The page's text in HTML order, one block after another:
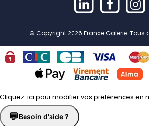
© Copyright 2026 France Galerie. Tous
Cliquez-ici pour modifier vos préférences en
💬Besoin d'aide ?